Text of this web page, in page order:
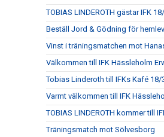
TOBIAS LINDEROTH gästar IFK
Beställ Jord & Gödning för
Vinst i träningsmatchen mot
Välkommen till IFK Hässleholm
Tobias Linderoth till IFKs Kafé 18/
Varmt välkommen till IFK
TOBIAS LINDEROTH kommer till
Träningsmatch mot Sölvesborg